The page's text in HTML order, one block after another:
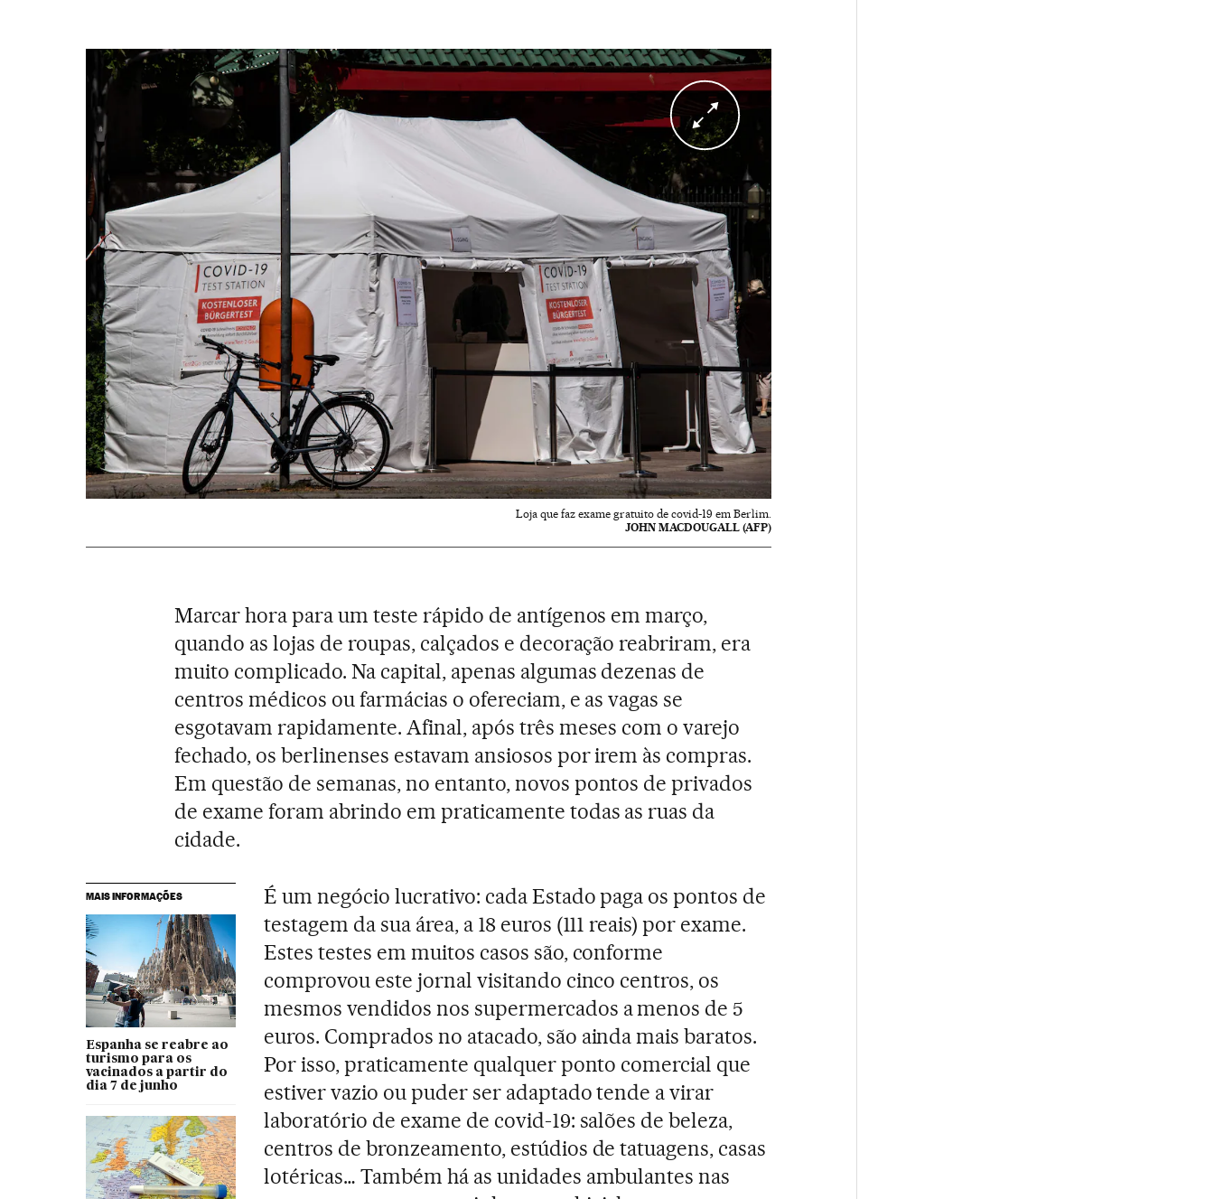
Loja que faz exame gratuito de covid-19 em Berlim.
JOHN MACDOUGALL (AFP)
Marcar hora para um teste rápido de antígenos em março,
quando as lojas de roupas, calçados e decoração reabriram, era
muito complicado. Na capital, apenas algumas dezenas de
centros médicos ou farmácias o ofereciam, e as vagas se
esgotavam rapidamente. Afinal, após três meses com o varejo
fechado, os berlinenses estavam ansiosos por irem às compras.
Em questão de semanas, no entanto, novos pontos de privados
de exame foram abrindo em praticamente todas as ruas da
cidade.
MAIS INFORMAÇÕES
Espanha se reabre ao
turismo para os
vacinados a partir do
dia 7 de junho
É um negócio lucrativo: cada Estado paga os pontos de
testagem da sua área, a 18 euros (111 reais) por exame.
Estes testes em muitos casos são, conforme
comprovou este jornal visitando cinco centros, os
mesmos vendidos nos supermercados a menos de 5
euros. Comprados no atacado, são ainda mais baratos.
Por isso, praticamente qualquer ponto comercial que
estiver vazio ou puder ser adaptado tende a virar
laboratório de exame de covid-19: salões de beleza,
centros de bronzeamento, estúdios de tatuagens, casas
lotéricas… Também há as unidades ambulantes nas